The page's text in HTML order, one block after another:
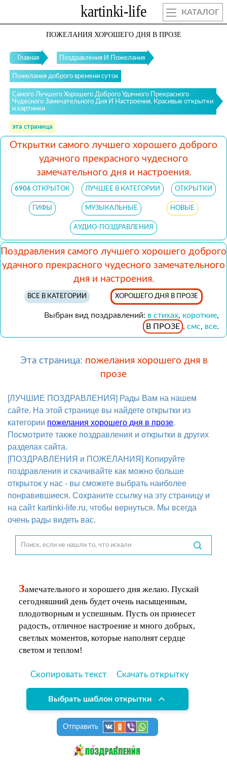
КАТАЛОГ
ПОЖЕЛАНИЯ ХОРОШЕГО ДНЯ В ПРОЗЕ
Главная Поздравления И Пожелания
Пожелания доброго времени суток
Самого Лучшего Хорошего Доброго Удачного Прекрасного
Чудесного Замечательного Дня И Настроения. Красивые открытки
и картинки
эта страница
Открытки самого лучшего хорошего доброго
удачного прекрасного чудесного
замечательного дня и настроения.
6906 ОТКРЫТОК ЛУЧШЕЕ В КАТЕГОРИИ ОТКРЫТКИ
ГИФЫ МУЗЫКАЛЬНЫЕ НОВЫЕ
АУДИО-ПОЗДРАВЛЕНИЯ
Поздравления самого лучшего хорошего доброго
удачного прекрасного чудесного замечательного
дня и настроения.
ВСЕ В КАТЕГОРИИ ХОРОШЕГО ДНЯ В ПРОЗЕ
Выбран вид поздравлений: в стихах, короткие,
В ПРОЗЕ , смс, все.
Эта страница: пожелания хорошего дня в
прозе
[ЛУЧШИЕ ПОЗДРАВЛЕНИЯ] Рады Вам на нашем
сайте. На этой странице вы найдете открытки из
категории пожелания хорошего дня в прозе.
Посмотрите также поздравления и открытки в других
разделах сайта.
[ПОЗДРАВЛЕНИЯ и ПОЖЕЛАНИЯ] Копируйте
поздравления и скачивайте как можно больше
открыток у нас - вы сможете выбрать наиболее
понравившиеся. Сохраните ссылку на эту страницу и
на сайт kartinki-life.ru, чтобы вернуться. Мы всегда
очень рады видеть вас.
Замечательного и хорошего дня желаю. Пускай
сегодняшний день будет очень насыщенным,
плодотворным и успешным. Пусть он принесет
радость, отличное настроение и много добрых,
светлых моментов, которые наполнят сердце
светом и теплом!
Скопировать текст Скачать открытку
Выбрать шаблон открытки
Отправить